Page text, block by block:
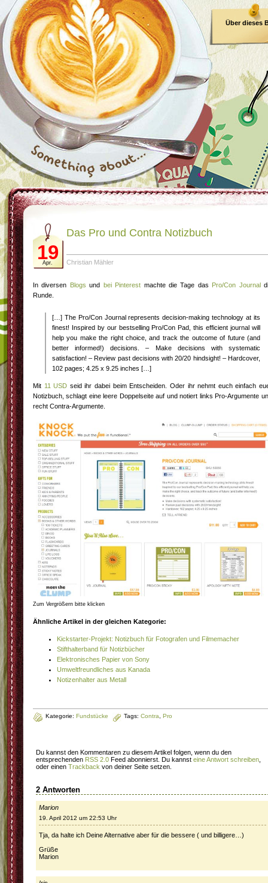
Über dieses
19
Apr.
Das Pro und Contra Notizbuch
Christian Mähler
In diversen Blogs und bei Pinterest machte die Tage das Pro/Con Journal
Runde.
[…] The Pro/Con Journal represents decision-making technology at its
finest! Inspired by our bestselling Pro/Con Pad, this efficient journal will
help you make the right choice, and track the outcome of future (and
better informed!) decisions. – Make decisions with systematic
satisfaction! – Review past decisions with 20/20 hindsight! – Hardcover,
102 pages; 4.25 x 9.25 inches […]
Mit 11 USD seid ihr dabei beim Entscheiden. Oder ihr nehmt euch einfach
Notizbuch, schlagt eine leere Doppelseite auf und notiert links Pro-Argumente
recht Contra-Argumente.
Zum Vergrößern bitte klicken
Ähnliche Artikel in der gleichen Kategorie:
Kickstarter-Projekt: Notizbuch für Fotografen und Filmemacher
Stifthalterband für Notizbücher
Elektronisches Papier von Sony
Umweltfreundliches aus Kanada
Notizenhalter aus Metall
Kategorie: Fundstücke Tags: Contra Pro
Du kannst den Kommentaren zu diesem Artikel folgen, wenn du den
entsprechenden RSS 2.0 Feed abonnierst. Du kannst eine Antwort schreiben
oder einen Trackback von deiner Seite setzen.
2 Antworten
Marion
19. April 2012 um 22:53 Uhr
Tja, da halte ich Deine Alternative aber für die bessere ( und billigere…)
Grüße
Marion